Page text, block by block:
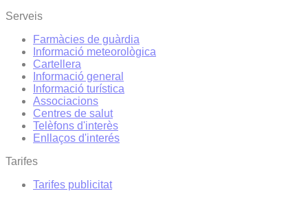
Serveis
Farmàcies de guàrdia
Informació meteorològica
Cartellera
Informació general
Informació turística
Associacions
Centres de salut
Telèfons d'interès
Enllaços d'interés
Tarifes
Tarifes publicitat